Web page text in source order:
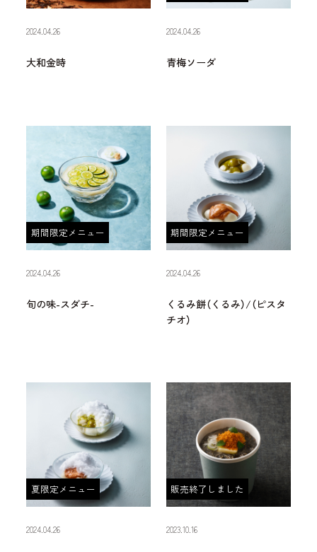
2024.04.26
大和金時
2024.04.26
青梅ソーダ
期間限定メニュー
2024.04.26
旬の味-スダチ-
期間限定メニュー
2024.04.26
くるみ餅（くるみ）/（ピスタ
チオ）
夏限定メニュー
2024.04.26
販売終了しました
2023.10.16